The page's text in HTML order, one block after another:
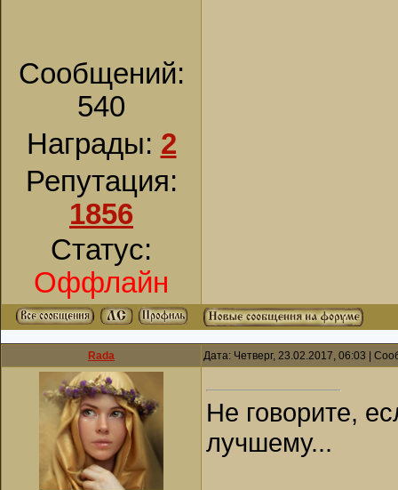
Сообщений:
540
Награды: 2
Репутация:
1856
Статус:
Оффлайн
Rada Дата: Четверг, 23.02.2017, 06:03 |
Не говорите,
лучшему...